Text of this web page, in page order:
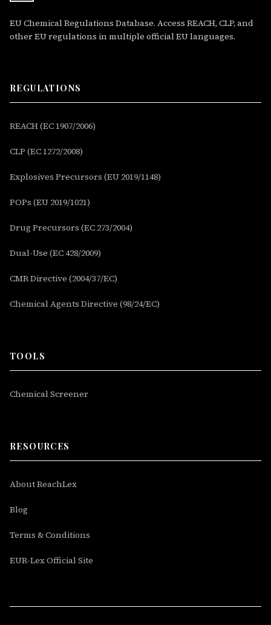
EU Chemical Regulations Database. Access REACH, CLP, and
other EU regulations in multiple official EU languages.
REGULATIONS
REACH (EC 1907/2006)
CLP (EC 1272/2008)
Explosives Precursors (EU 2019/1148)
POPs (EU 2019/1021)
Drug Precursors (EC 273/2004)
Dual-Use (EC 428/2009)
CMR Directive (2004/37/EC)
Chemical Agents Directive (98/24/EC)
TOOLS
Chemical Screener
RESOURCES
About ReachLex
Blog
Terms & Conditions
EUR-Lex Official Site